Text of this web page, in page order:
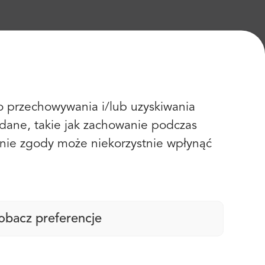
i/lub uzyskiwania
takie jak zachowanie podczas
zgody może niekorzystnie wpłynąć
preferencje